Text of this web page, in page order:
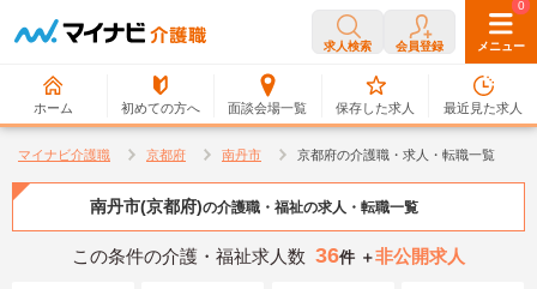
求人検索 会員登録 メニュー
ホーム 初めての方へ 面談会場一覧
0
保存した求人
0
最近見た求人
マイナビ介護職 京都府 南丹市 京都府の介護職・求人・転職一覧
南丹市(京都府)の介護職・福祉の求人・転職一覧
この条件の介護・福祉求人数 36件 ＋非公開求人